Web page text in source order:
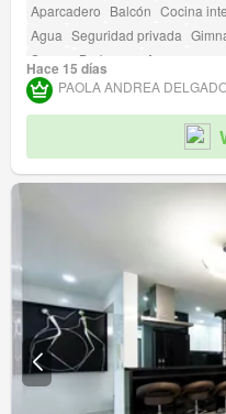
Aparcadero Balcón Cocina
Agua Seguridad privada
Sauna
Barbecue Acceso
Hace 15 días
PAOLA ANDREA